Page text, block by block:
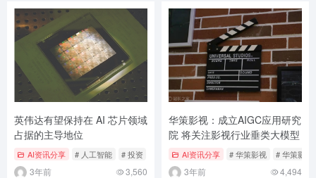
英伟达有望保持在 AI 芯片领域
占据的主导地位
AI资讯分享 # 人工智能 # 投资 # 科技新闻
3年前 3,560
华策影视：成立AIGC应用研究
院 将关注影视行业垂类大模型
AI资讯分享 # 华策影视 # 华策影视
3年前 4,494